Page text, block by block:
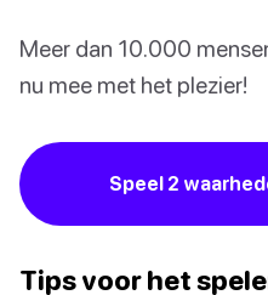
Meer dan 10.000
nu mee met het plezier!
Speel 2
Tips voor het